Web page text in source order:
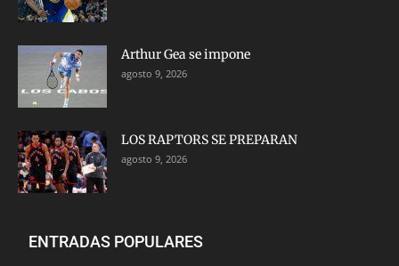
Arthur Gea se impone
agosto 9, 2026
LOS RAPTORS SE PREPARAN
agosto 9, 2026
ENTRADAS POPULARES